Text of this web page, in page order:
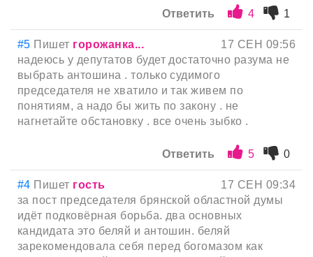
Ответить 4 1
#5 Пишет горожанка...
17 СЕН 09:56
надеюсь у депутатов будет достаточно разума не
выбрать антошина . только судимого
председателя не хватило и так живем по
понятиям, а надо бы жить по закону . не
нагнетайте обстановку . все очень зыбко .
Ответить 5 0
#4 Пишет гость
17 СЕН 09:34
за пост председателя брянской областной думы
идёт подковёрная борьба. два основных
кандидата это беляй и антошин. беляй
зарекомендовала себя перед богомазом как